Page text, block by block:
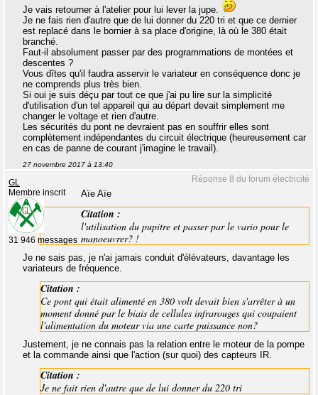
Je vais retourner à l'atelier pour lui lever la jupe.
Je ne fais rien d'autre que de lui donner du 220 tri et que ce dernier
est replacé dans le bornier à sa place d'origine, là où le 380 était
branché.
Faut-il absolument passer par des programmations de montées et
descentes ?
Vous dîtes qu'il faudra asservir le variateur en conséquence donc je
ne comprends plus très bien.
Si oui je suis déçu par tout ce que j'ai pu lire sur la simplicité
d'utilisation d'un tel appareil qui au départ devait simplement me
changer le voltage et rien d'autre.
Les sécurités du pont ne devraient pas en souffrir elles sont
complètement indépendantes du circuit électrique (heureusement car
en cas de panne de courant j'imagine le travail).
27 novembre 2017 à 13:40
Réponse 8 du forum électricité
GL
Membre inscrit
31 946 messages
Aïe Aïe
Citation :
l'utilisation du pupitre et passer par le vario pour le
manoeuvrer? !
Je ne sais pas, je n'ai jamais conduit d'élévateurs, davantage les
variateurs de fréquence.
Citation :
Ce pont qui était alimenté en 380 volt devait bien s'arrêter à un
moment donné par le biais de cellules infrarouges qui coupaient
l'alimentation du moteur via une carte puissance non?
Justement, je ne connais pas la relation entre le moteur de la pompe
et la commande ainsi que l'action (sur quoi) des capteurs IR.
Citation :
Je ne fait rien d'autre que de lui donner du 220 tri